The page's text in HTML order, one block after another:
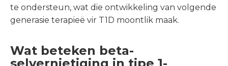
te ondersteun, wat die ontwikkeling van volgende
generasie terapieë vir T1D moontlik maak.
Wat beteken beta-